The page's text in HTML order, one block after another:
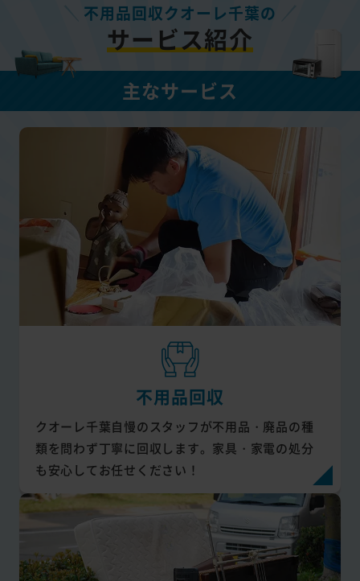
不用品回収クオーレ千葉の
サービス紹介
主なサービス
不用品回収
クオーレ千葉自慢のスタッフが不用品・廃品の種
類を問わず丁寧に回収します。家具・家電の処分
も安心してお任せください！